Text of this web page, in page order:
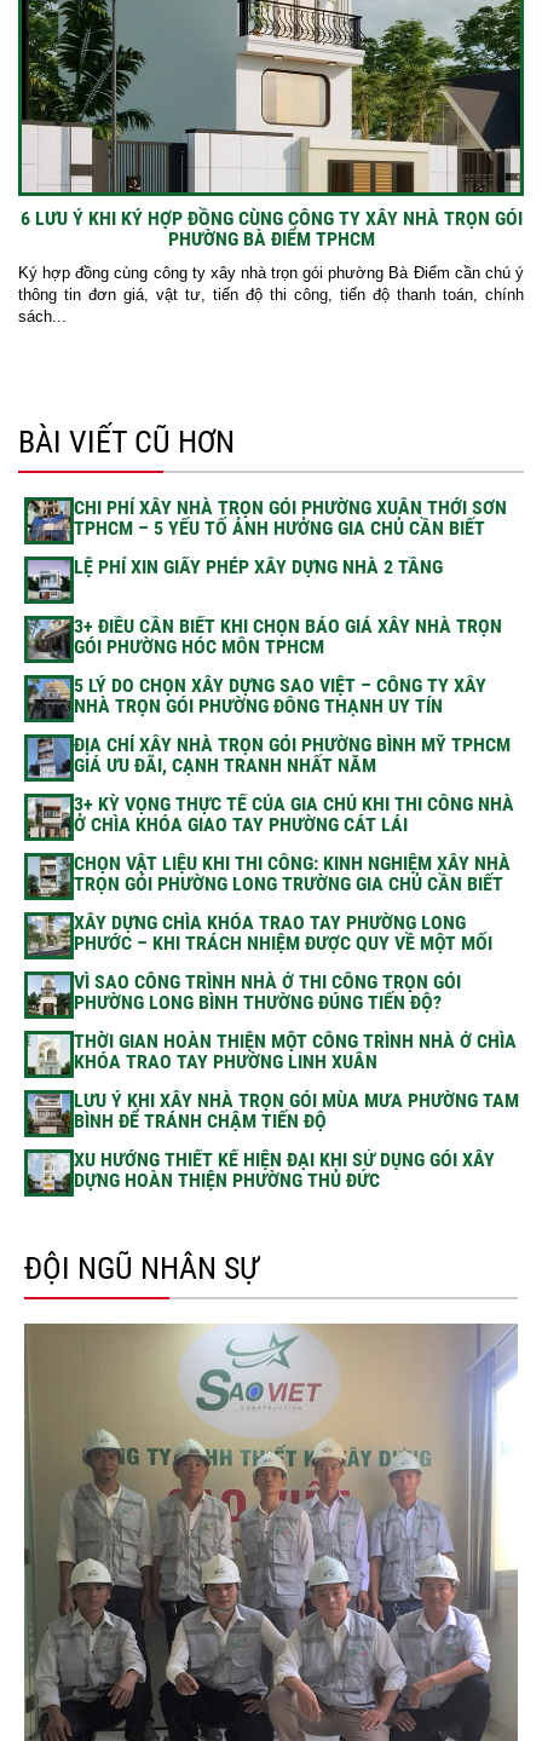
6 LƯU Ý KHI KÝ HỢP ĐỒNG CÙNG CÔNG TY XÂY NHÀ TRỌN GÓI
PHƯỜNG BÀ ĐIỂM TPHCM
Ký hợp đồng cùng công ty xây nhà trọn gói phường Bà Điểm cần chú ý
thông tin đơn giá, vật tư, tiến độ thi công, tiến độ thanh toán, chính
sách...
BÀI VIẾT CŨ HƠN
CHI PHÍ XÂY NHÀ TRỌN GÓI PHƯỜNG XUÂN THỚI SƠN
TPHCM – 5 YẾU TỐ ẢNH HƯỞNG GIA CHỦ CẦN BIẾT
LỆ PHÍ XIN GIẤY PHÉP XÂY DỰNG NHÀ 2 TẦNG
3+ ĐIỀU CẦN BIẾT KHI CHỌN BÁO GIÁ XÂY NHÀ TRỌN
GÓI PHƯỜNG HÓC MÔN TPHCM
5 LÝ DO CHỌN XÂY DỰNG SAO VIỆT – CÔNG TY XÂY
NHÀ TRỌN GÓI PHƯỜNG ĐÔNG THẠNH UY TÍN
ĐỊA CHỈ XÂY NHÀ TRỌN GÓI PHƯỜNG BÌNH MỸ TPHCM
GIÁ ƯU ĐÃI, CẠNH TRANH NHẤT NĂM
3+ KỲ VỌNG THỰC TẾ CỦA GIA CHỦ KHI THI CÔNG NHÀ
Ở CHÌA KHÓA GIAO TAY PHƯỜNG CÁT LÁI
CHỌN VẬT LIỆU KHI THI CÔNG: KINH NGHIỆM XÂY NHÀ
TRỌN GÓI PHƯỜNG LONG TRƯỜNG GIA CHỦ CẦN BIẾT
XÂY DỰNG CHÌA KHÓA TRAO TAY PHƯỜNG LONG
PHƯỚC – KHI TRÁCH NHIỆM ĐƯỢC QUY VỀ MỘT MỐI
VÌ SAO CÔNG TRÌNH NHÀ Ở THI CÔNG TRỌN GÓI
PHƯỜNG LONG BÌNH THƯỜNG ĐÚNG TIẾN ĐỘ?
THỜI GIAN HOÀN THIỆN MỘT CÔNG TRÌNH NHÀ Ở CHÌA
KHÓA TRAO TAY PHƯỜNG LINH XUÂN
LƯU Ý KHI XÂY NHÀ TRỌN GÓI MÙA MƯA PHƯỜNG TAM
BÌNH ĐỂ TRÁNH CHẬM TIẾN ĐỘ
XU HƯỚNG THIẾT KẾ HIỆN ĐẠI KHI SỬ DỤNG GÓI XÂY
DỰNG HOÀN THIỆN PHƯỜNG THỦ ĐỨC
ĐỘI NGŨ NHÂN SỰ